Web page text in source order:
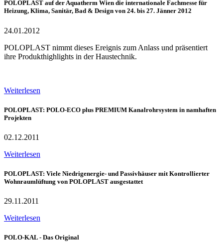
POLOPLAST auf der Aquatherm Wien die internationale Fachmesse für
Heizung, Klima, Sanitär, Bad & Design von 24. bis 27. Jänner 2012
24.01.2012
POLOPLAST nimmt dieses Ereignis zum Anlass und präsentiert
ihre Produkthighlights in der Haustechnik.
Weiterlesen
POLOPLAST: POLO-ECO plus PREMIUM Kanalrohrsystem in namhaften
Projekten
02.12.2011
Weiterlesen
POLOPLAST: Viele Niedrigenergie- und Passivhäuser mit Kontrollierter
Wohnraumlüftung von POLOPLAST ausgestattet
29.11.2011
Weiterlesen
POLO-KAL - Das Original